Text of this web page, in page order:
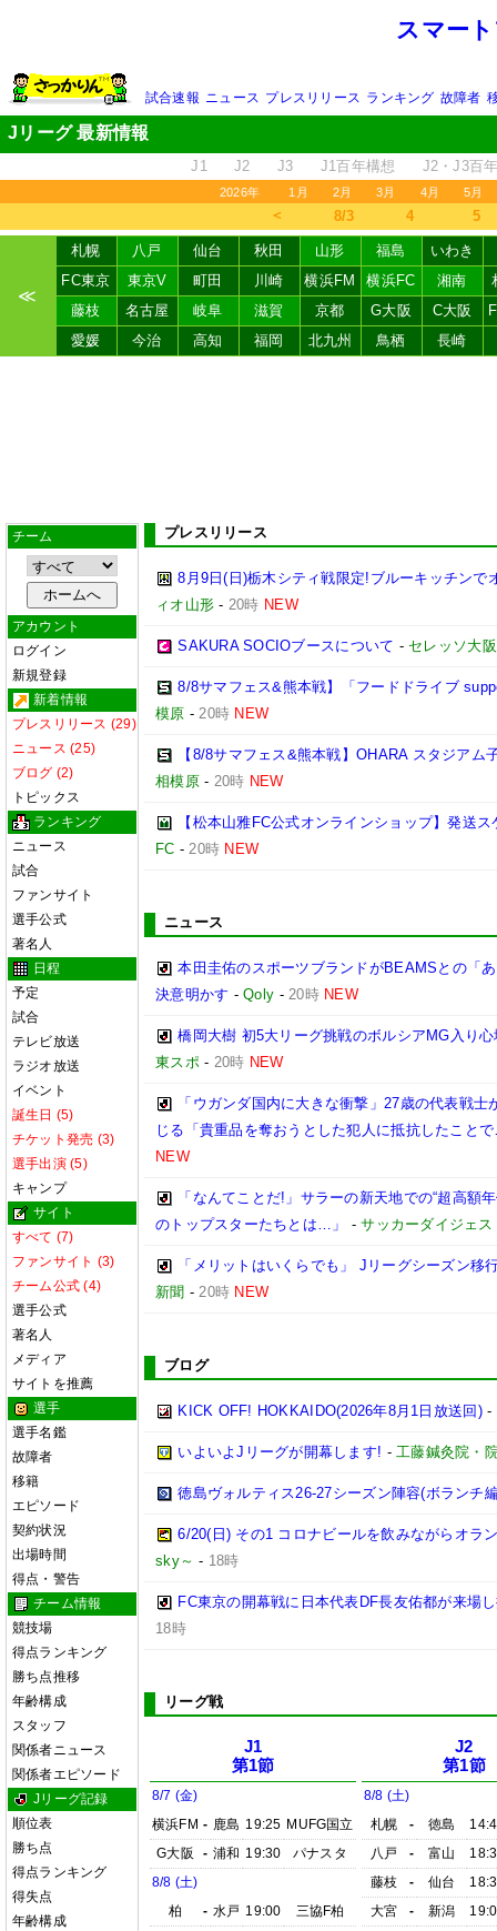
スマー
試合速報 ニュース プレスリリース ランキング 故障者
Jリーグ 最新情報
J1 J2 J3 J1百年構想 J2・J3百
2026年 1月 2月 3月 4月 5月
＜ 8/3 4 5
≪
札幌 八戸 仙台 秋田 山形 福島
いわき
FC東京
東京V 町田 川崎 横浜FM 横浜FC 湘南
藤枝
名古屋 岐阜 滋賀 京都 G大阪 C大阪
愛媛
今治 高知 福岡 北九州 鳥栖 長崎
チーム
アカウント
ログイン
新規登録
新着情報
プレスリリース (29)
ニュース (25)
ブログ (2)
トピックス
ランキング
ニュース
試合
ファンサイト
選手公式
著名人
日程
予定
試合
テレビ放送
ラジオ放送
イベント
誕生日 (5)
チケット発売 (3)
選手出演 (5)
キャンプ
サイト
すべて (7)
ファンサイト (3)
チーム公式 (4)
選手公式
著名人
メディア
サイトを推薦
選手
選手名鑑
故障者
移籍
エピソード
契約状況
出場時間
得点・警告
チーム情報
競技場
得点ランキング
勝ち点推移
年齢構成
スタッフ
関係者ニュース
関係者エピソード
Jリーグ記録
順位表
勝ち点
得点ランキング
得失点
年齢構成
プレスリリース
8月9日(日)栃木シティ戦限定!ブルーキッチンで
ィオ山形 - 20時 NEW
SAKURA SOCIOブースについて - セレッソ大阪
8/8サマフェス&熊本戦】「フードドライブ
模原 -20時 NEW
【8/8サマフェス&熊本戦】OHARA スタジア
相模原- 20時 NEW
【松本山雅FC公式オンラインショップ】発送
FC -20時 NEW
ニュース
本田圭佑のスポーツブランドがBEAMSとの「
決意明かす -Qoly -20時 NEW
橋岡大樹 初5大リーグ挑戦のボルシアMG入り
東スポ- 20時 NEW
「ウガンダ国内に大きな衝撃」27歳の代表戦
じる「貴重品を奪おうとした犯人に抵抗したこと
NEW
「なんてことだ!」サラーの新天地での“超高額
のトップスターたちとは…」
-サッカーダイジェ
「メリットはいくらでも」 Jリーグシーズン移
新聞 -20時 NEW
ブログ
KICK OFF! HOKKAIDO(2026年8月1日放送回)-
いよいよJリーグが開幕します! -工藤鍼灸院・
徳島ヴォルティス26-27シーズン陣容(ボランチ
6/20(日) その1 コロナビールを飲みながらオラ
sky～ - 18時
FC東京の開幕戦に日本代表DF長友佑都が来場
18時
リーグ戦
J1
第1節
8/7 (金)
横浜FM - 鹿島 19:25 MUFG国立
G大阪
- 浦和 19:30
パナスタ
8/8 (土)
柏
- 水戸 19:00
三協F柏
J2
第1節
8/8 (土)
札幌
- 徳島
八戸
- 富山
藤枝
- 仙台
大宮
- 新潟